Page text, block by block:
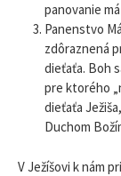
panovanie
Panenstvo
zdôraznená
dieťaťa. Boh
pre ktorého
dieťaťa
Duchom
V Ježíšovi k nám